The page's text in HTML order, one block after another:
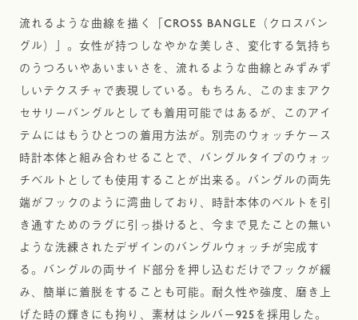
流れるような曲線を描く「CROSS BANGLE（クロスバン
グル）」。女性が持つしなやかな美しさ、変化する気持ち
のうつろいやあいまいさを、流れるような曲線とみずみず
しいテクスチャで表現している。もちろん、このままアク
セサリーバングルとしても着用可能ではあるが、このアイ
テムにはもうひとつの着用方法が。別売のウォッチケース
時計本体と組み合わせることで、バングルタイプのウォッ
チベルトとしても使用することが出来る。バングルの両先
端がフックのように湾曲しており、時計本体のベルトを引
き通すためのラグに引っ掛けると、今まで見たことの無い
ような洗練されたデザインのバングルウォッチが完成す
る。バングルの両サイド部分を押し込むだけでフックが緩
み、簡単に着脱をすることも可能。耐久性や強度、磨き上
げた時の輝きにも拘り、素材はシルバー925を採用した。